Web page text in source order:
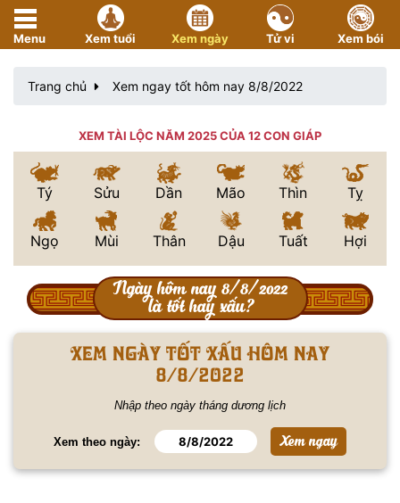
Menu Xem tuổi Xem ngày Tử vi Xem bói
Trang chủ Xem ngay tốt hôm nay 8/8/2022
XEM TÀI LỘC NĂM 2025 CỦA 12 CON GIÁP
Tý Sửu Dần Mão Thìn Tỵ
Ngọ Mùi Thân Dậu Tuất Hợi
Ngày hôm nay 8/8/2022
là tốt hay xấu?
Xem ngày tốt xấu hôm nay
8/8/2022
Nhập theo ngày tháng dương lịch
Xem theo ngày: